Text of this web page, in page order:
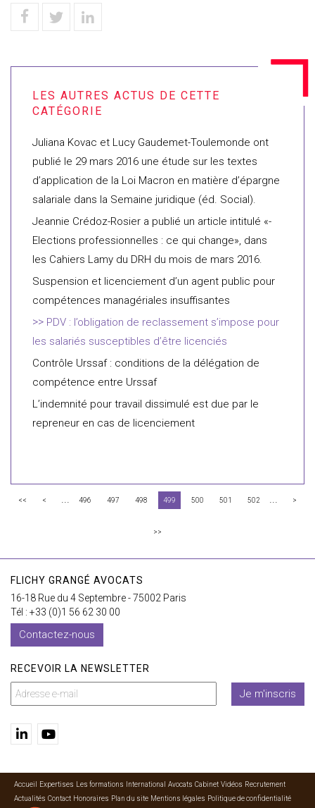
Juliana Kovac et Lucy Gaudemet-Toulemonde ont
publié le 29 mars 2016 une étude sur les textes
d’application de la Loi Macron en matière d’épargne
salariale dans la Semaine juridique (éd. Social).
Jeannie Crédoz-Rosier a publié un article intitulé «­
Elections professionnelles : ce qui change­», dans
les Cahiers Lamy du DRH du mois de mars 2016.
Suspension et licenciement d’un agent public pour
compétences managériales insuffisantes
PDV : l’obligation de reclassement s’impose pour
les salariés susceptibles d’être licenciés
Contrôle Urssaf : conditions de la délégation de
compétence entre Urssaf
L’indemnité pour travail dissimulé est due par le
repreneur en cas de licenciement
<< < ... 496 497 498 499 500 501 502 ... >
>>
FLICHY GRANGÉ AVOCATS
16-18 Rue du 4 Septembre - 75002 Paris
Tél : +33 (0)1 56 62 30 00
Contactez-nous
RECEVOIR LA NEWSLETTER
Je m'inscris
Accueil Expertises Les formations International Avocats Cabinet Vidéos Recrutement
Actualités Contact Honoraires Plan du site Mentions légales Politique de confidentialité